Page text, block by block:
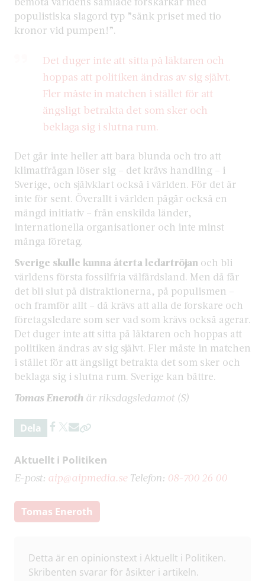
populistiska slagord typ ”sänk priset med tio
kronor vid pumpen!”.
Det duger inte att sitta på läktaren och
hoppas att politiken ändras av sig självt.
Fler måste in matchen i stället för att
ängsligt betrakta det som sker och
beklaga sig i slutna rum.
Det går inte heller att bara blunda och tro att
klimatfrågan löser sig – det krävs handling – i
Sverige, och självklart också i världen. För det är
inte för sent. Överallt i världen pågår också en
mängd initiativ – från enskilda länder,
internationella organisationer och inte minst
många företag.
Sverige skulle kunna återta ledartröjan och bli
världens första fossilfria välfärdsland. Men då får
det bli slut på distraktionerna, på populismen –
och framför allt – då krävs att alla de forskare och
företagsledare som ser vad som krävs också agerar.
Det duger inte att sitta på läktaren och hoppas att
politiken ändras av sig självt. Fler måste in matchen
i stället för att ängsligt betrakta det som sker och
beklaga sig i slutna rum. Sverige kan bättre.
Tomas Eneroth är riksdagsledamot (S)
Dela
Aktuellt i Politiken
E-post: aip@aipmedia.seTelefon: 08-700 26 00
Tomas Eneroth
Detta är en opinionstext i Aktuellt i Politiken.
Skribenten svarar för åsikter i artikeln.